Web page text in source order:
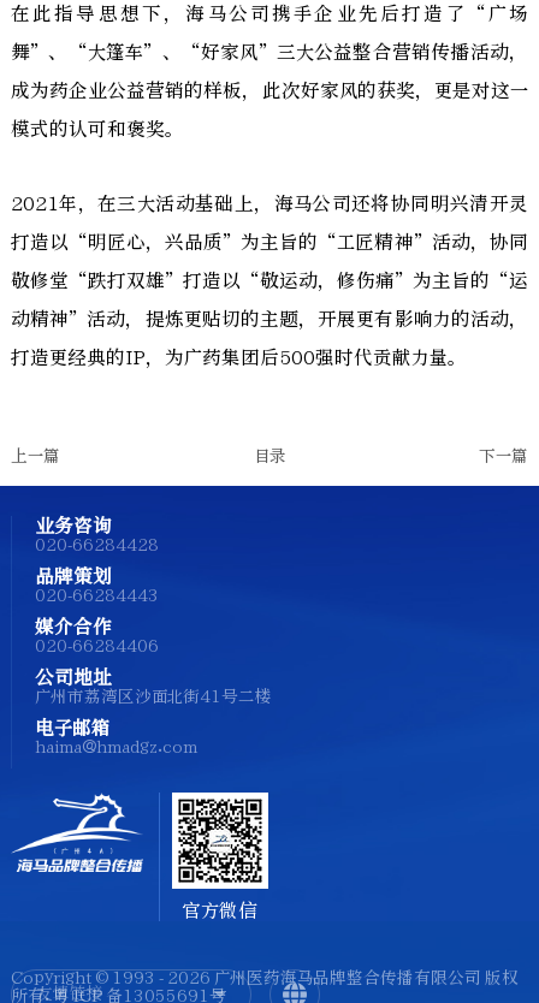
在此指导思想下，海马公司携手企业先后打造了“广场
舞”、“大篷车”、“好家风”三大公益整合营销传播活动，
成为药企业公益营销的样板，此次好家风的获奖，更是对这一
模式的认可和褒奖。
2021年，在三大活动基础上，海马公司还将协同明兴清开灵
打造以“明匠心，兴品质”为主旨的“工匠精神”活动，协同
敬修堂“跌打双雄”打造以“敬运动，修伤痛”为主旨的“运
动精神”活动，提炼更贴切的主题，开展更有影响力的活动，
打造更经典的IP，为广药集团后500强时代贡献力量。
上一篇 目录 下一篇
业务咨询
020-66284428
品牌策划
020-66284443
媒介合作
020-66284406
公司地址
广州市荔湾区沙面北街41号二楼
电子邮箱
haima@hmadgz.com
官方微信
友情链接
Copyright © 1993 - 2026 广州医药海马品牌整合传播有限公司 版权
所有.粤 ICP 备13055691号